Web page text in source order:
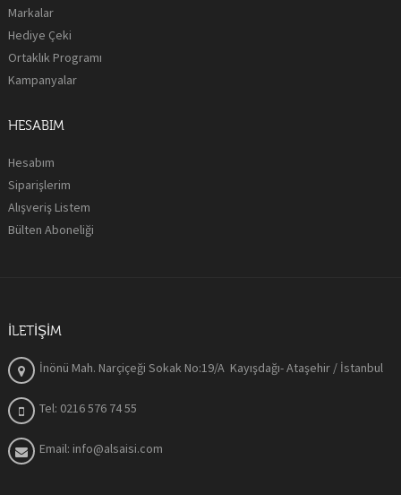
Markalar
Hediye Çeki
Ortaklık Programı
Kampanyalar
HESABIM
Hesabım
Siparişlerim
Alışveriş Listem
Bülten Aboneliği
İLETIŞIM
İnönü Mah. Narçiçeği Sokak No:19/A Kayışdağı- Ataşehir / İstanbul
Tel: 0216 576 74 55
Email: info@alsaisi.com